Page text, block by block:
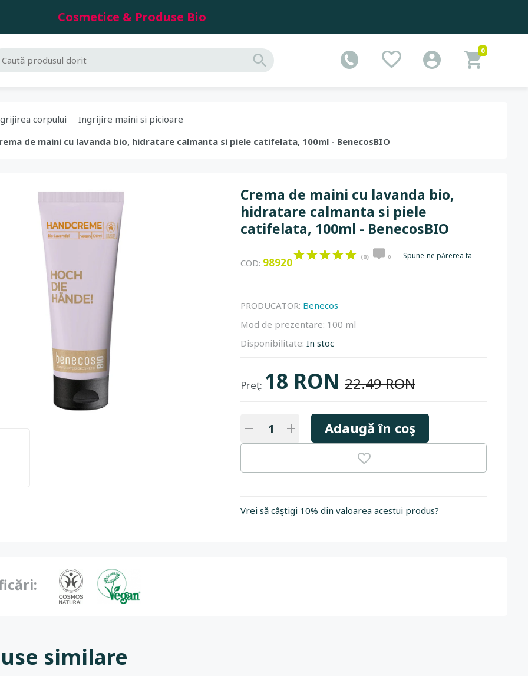
Cosmetice & Produse Bio
0
corpului
Ingrijire maini si picioare
de maini cu lavanda bio, hidratare calmanta si piele catifelata, 100ml - BenecosBIO
Crema de maini cu lavanda bio,
hidratare calmanta si piele
catifelata, 100ml - BenecosBIO
COD: 98920 (0) 0 Spune-ne părerea ta
PRODUCATOR: Benecos
Mod de prezentare: 100 ml
Disponibilitate: In stoc
Preţ: 18 RON 22.49 RON
Adaugă în coş
Vrei să câştigi 10% din valoarea acestui produs?
similare